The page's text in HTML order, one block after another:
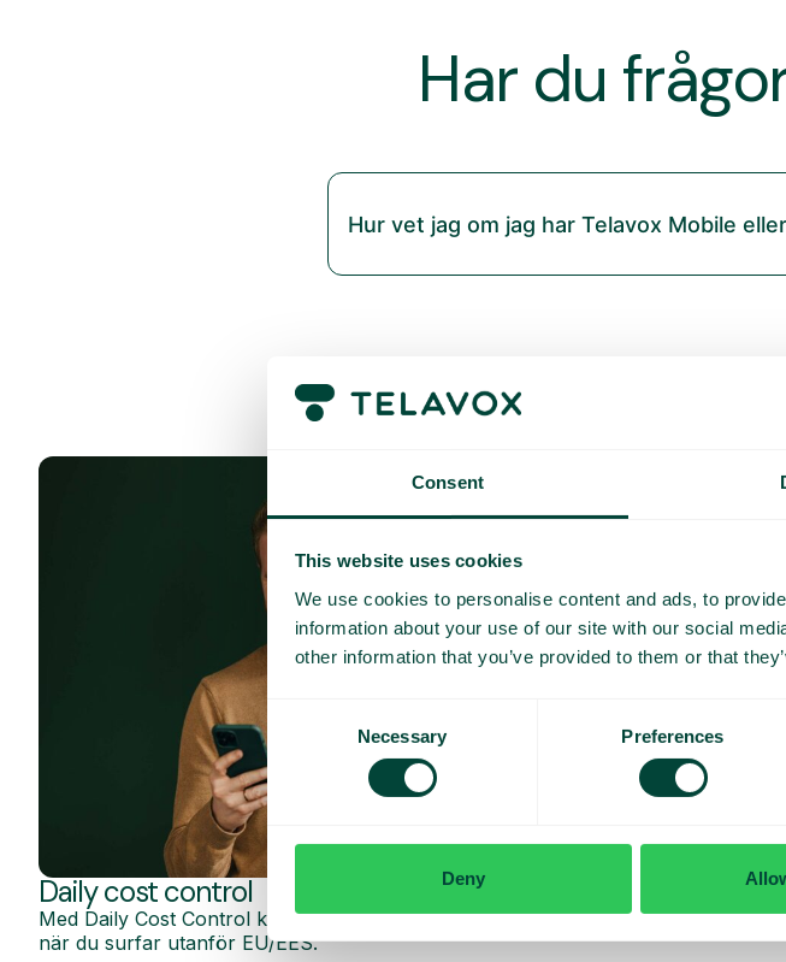
Consent
This website uses cookies
We use cookies to personalise content and ads, to
information about your use of our site with our social
other information that you’ve provided to them or that
Selection
Necessary Preferences
Deny
Har du
Hur vet jag om jag har Telavox Mobile
Daily cost control
Med Daily Cost Control kan du som kund hålla bättre koll på dina dagliga
när du surfar utanför EU/EES.